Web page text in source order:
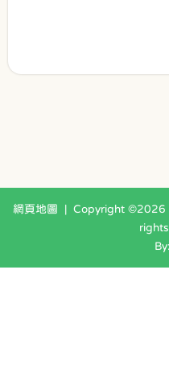
網頁地圖 | Copyright ©2026